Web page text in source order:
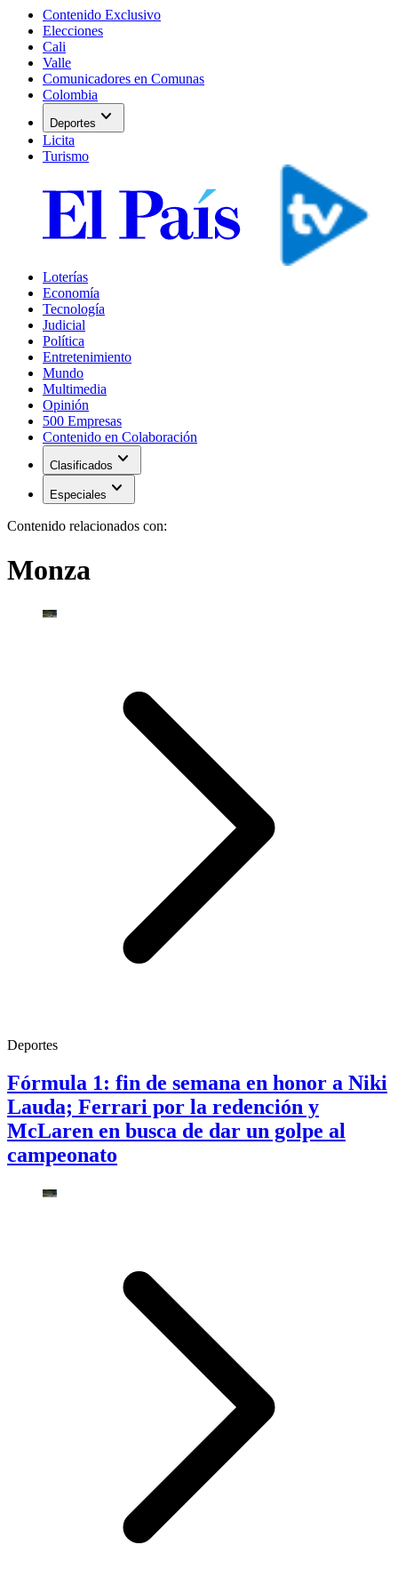
Contenido Exclusivo
Elecciones
Cali
Valle
Comunicadores en Comunas
Colombia
Deportes expand_more
Licita
Turismo
Loterías
Economía
Tecnología
Judicial
Política
Entretenimiento
Mundo
Multimedia
Opinión
500 Empresas
Contenido en Colaboración
Clasificados expand_more
Especiales expand_more
Contenido relacionados con:
Monza
Deportes
Fórmula 1: fin de semana en honor a Niki
Lauda; Ferrari por la redención y
McLaren en busca de dar un golpe al
campeonato